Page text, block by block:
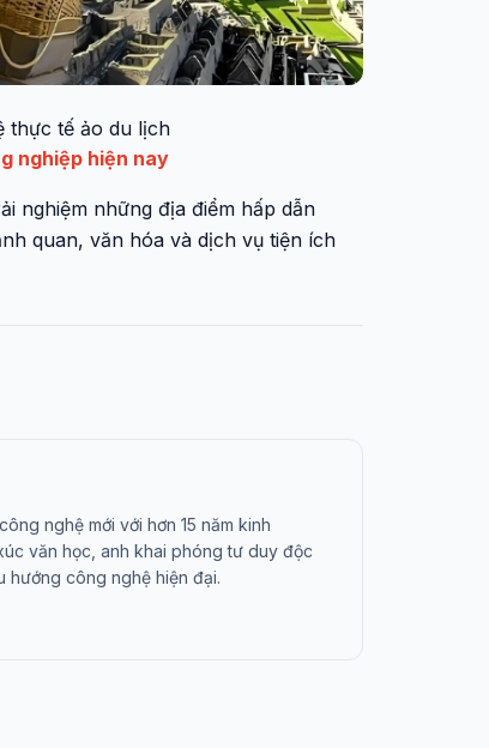
thực tế ảo du lịch
nghiệp hiện nay
nghiệm những địa điểm hấp dẫn
quan, văn hóa và dịch vụ tiện ích
nghệ mới với hơn 15 năm kinh
văn học, anh khai phóng tư duy độc
hướng công nghệ hiện đại.